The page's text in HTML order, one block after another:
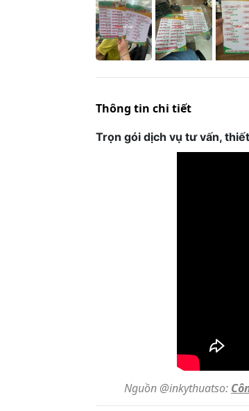
Thông tin chi tiết
Trọn gói dịch vụ tư vấn,
Nguồn @inkythuatso: